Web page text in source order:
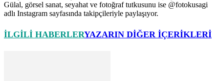
Gülal, görsel sanat, seyahat ve fotoğraf tutkusunu ise @fotokusagi
adlı Instagram sayfasında takipçileriyle paylaşıyor.
İLGILI HABERLERYAZARIN DIĞER İÇERIKLERI